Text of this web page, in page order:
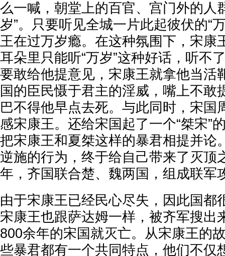
么一喊，朝堂上的百官、宫门外的人
岁”。只要听见全城一片此起彼伏的“
王在过万岁瘾。在这种氛围下，宋康
耳朵里只能听“万岁”这种好话，听不
要敢给他提意见，宋康王就拿他当活
国的臣民慑于君主的淫威，嘴上不敢
巴不得他早点去死。与此同时，宋国
感宋康王。还给宋国起了一个“桀宋”
把宋康王和夏桀这样的暴君相提并论
逆施的行为，终于给自己带来了灭顶
年，齐国联合楚、魏两国，组成联军
由于宋康王已经民心尽失，因此国都
宋康王也跟萨达姆一样，被齐军搜出
800余年的宋国就灭亡。从宋康王的
些暴君都有一个共同特点，他们不仅